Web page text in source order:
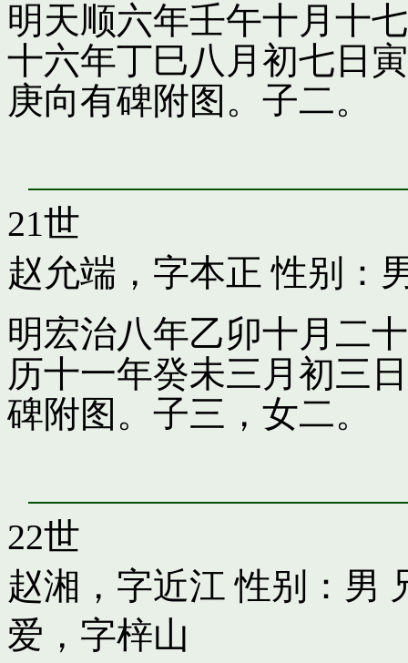
明天顺六年壬午十月十
十六年丁巳八月初七日
庚向有碑附图。子二。
21世
赵允端，字本正 性别：
明宏治八年乙卯十月二
历十一年癸未三月初三
碑附图。子三，女二。
22世
赵湘，字近江 性别：男
爱，字梓山